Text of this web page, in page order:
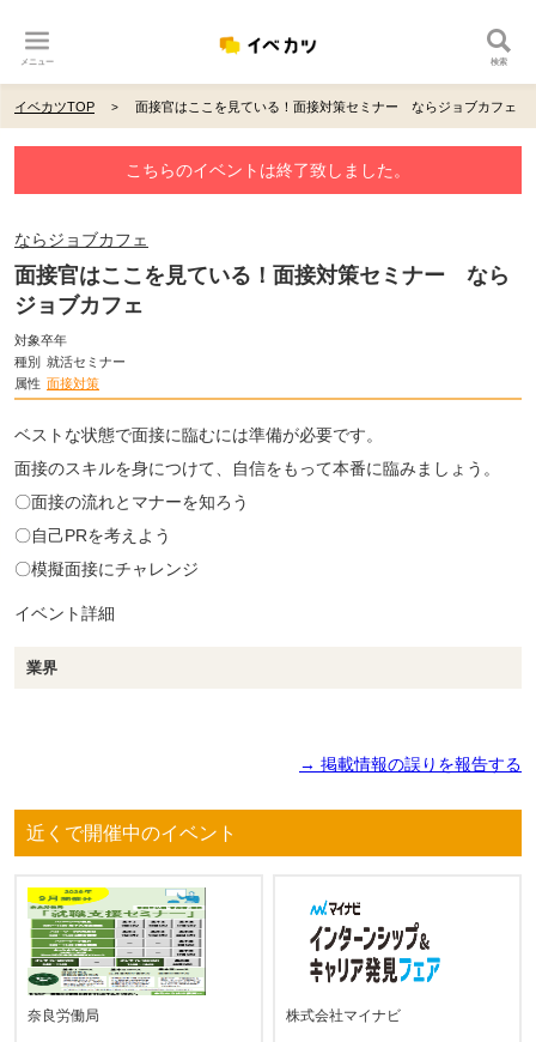
メニュー 検索
イベカツTOP 面接官はここを見ている！面接対策セミナー ならジョブカフェ
こちらのイベントは終了致しました。
ならジョブカフェ
面接官はここを見ている！面接対策セミナー なら
ジョブカフェ
対象卒年
種別 就活セミナー
属性 面接対策
ベストな状態で面接に臨むには準備が必要です。
面接のスキルを身につけて、自信をもって本番に臨みましょう。
〇面接の流れとマナーを知ろう
〇自己PRを考えよう
〇模擬面接にチャレンジ
イベント詳細
業界
→ 掲載情報の誤りを報告する
近くで開催中のイベント
奈良労働局 株式会社マイナビ